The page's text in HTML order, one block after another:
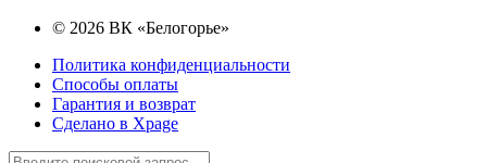
© 2026 ВК «Белогорье»
Политика конфиденциальности
Способы оплаты
Гарантия и возврат
Сделано в Xpage